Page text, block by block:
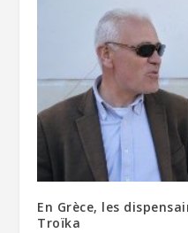
En Grèce, les
Troïka